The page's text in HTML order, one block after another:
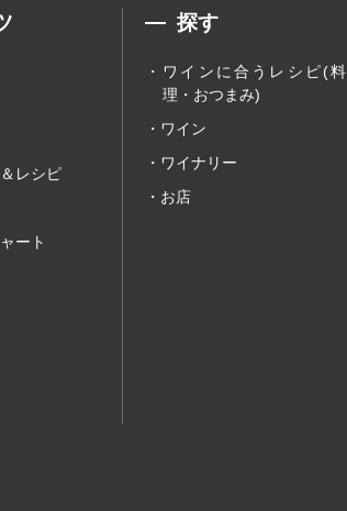
レシピ
ート
探す
ワインに合うレシピ(料
理・おつまみ)
ワイン
ワイナリー
お店